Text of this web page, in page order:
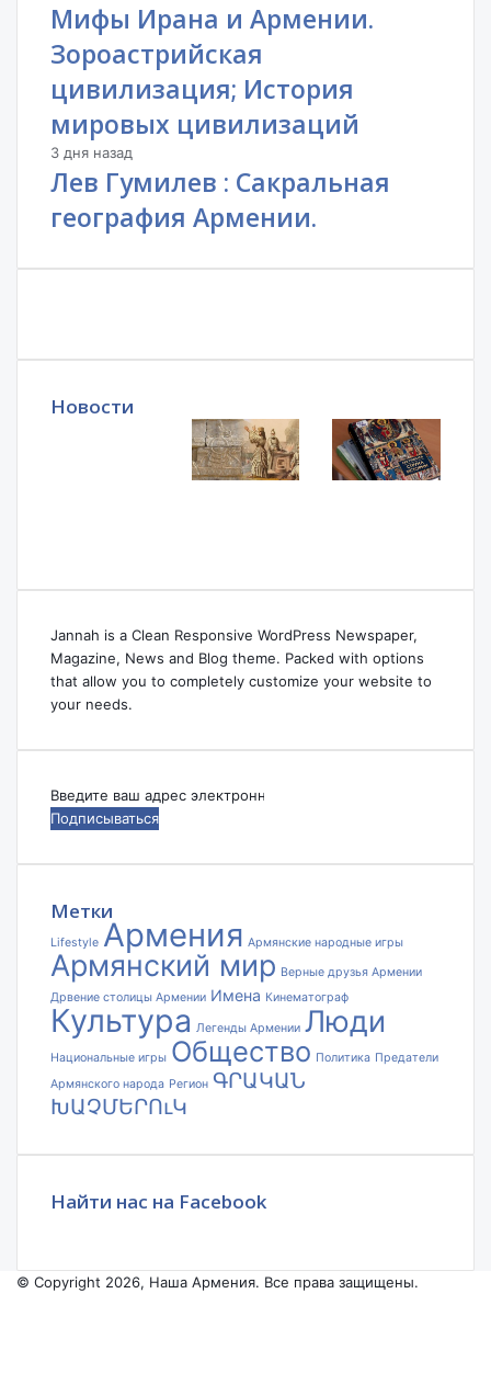
Мифы Ирана и Армении.
Зороастрийская
цивилизация; История
мировых цивилизаций
3 дня назад
Лев Гумилев : Сакральная
география Армении.
Новости
Jannah is a Clean Responsive WordPress Newspaper,
Magazine, News and Blog theme. Packed with options
that allow you to completely customize your website to
your needs.
Введите
ваш
электронной
Метки
Lifestyle Армения Армянские народные игры
Армянский мир Верные друзья Армении
Дрвение столицы Армении Имена Кинематограф
Культура Легенды Армении Люди
Национальные игры Общество Политика Предатели
Армянского народа Регион ԳՐԱԿԱՆ
ԽԱՉՄԵՐՈւԿ
Найти нас на Facebook
© Copyright 2026, Наша Армения. Все права защищены.